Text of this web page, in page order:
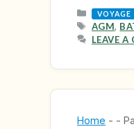
VOYAGE
TAGS
AGM,
LEAVE A
Home - -